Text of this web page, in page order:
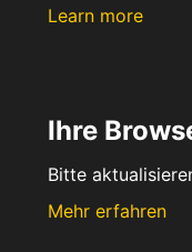
Learn more
Ihre
Bitte
Mehr erfahren